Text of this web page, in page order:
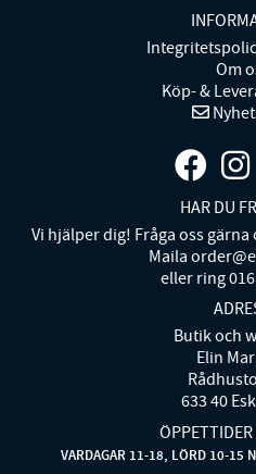
Om
Köp- &
HAR DU
Vi hjälper dig! Fråga oss
Maila
eller ring 016
Butik och
Elin
633 40
VARDAGAR 11-18, LÖRD 10-15